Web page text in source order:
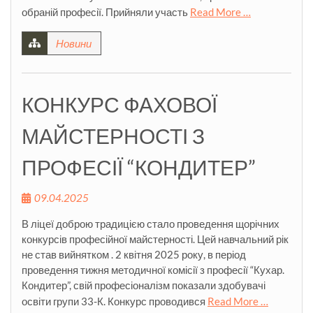
обраній професії. Прийняли участь Read More …
Новини
КОНКУРС ФАХОВОЇ
МАЙСТЕРНОСТІ З
ПРОФЕСІЇ “КОНДИТЕР”
09.04.2025
В ліцеї доброю традицією стало проведення щорічних
конкурсів професійної майстерності. Цей навчальний рік
не став вийнятком . 2 квітня 2025 року, в період
проведення тижня методичної комісії з професії “Кухар.
Кондитер”, свій професіоналізм показали здобувачі
освіти групи 33-К. Конкурс проводився Read More …